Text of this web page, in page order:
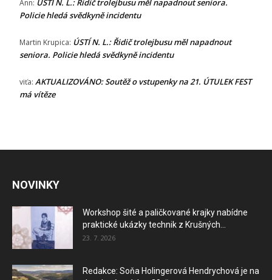
Ann:
Policie hledá svědkyně incidentu
Martin Krupica: ÚSTÍ N. L.: Řidič trolejbusu měl napadnout
seniora. Policie hledá svědkyně incidentu
viťa: AKTUALIZOVÁNO: Soutěž o vstupenky na 21. ÚTULEK FEST
má vítěze
NOVINKY
Workshop šité a paličkované krajky nabídne
praktické ukázky technik z Krušných...
23. 7. 2026
Redakce: Soňa Holingerová Hendrychová je na